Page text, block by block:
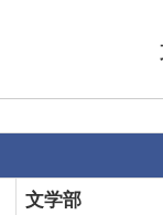
文学部